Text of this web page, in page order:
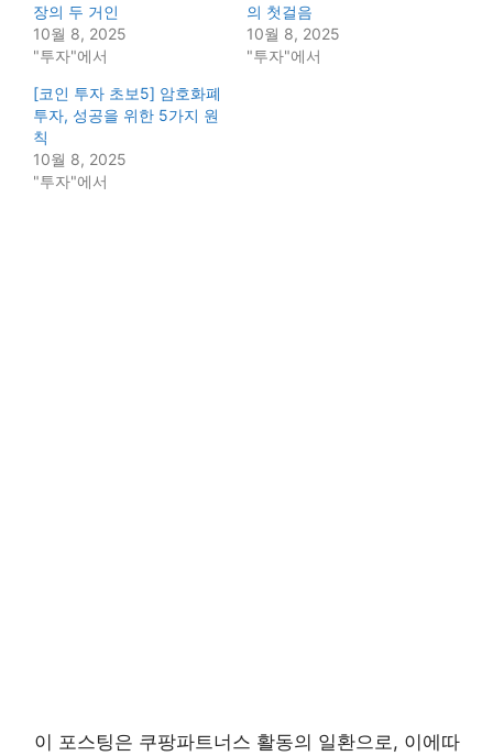
장의 두 거인
10월 8, 2025
"투자"에서
의 첫걸음
10월 8, 2025
"투자"에서
[코인 투자 초보5] 암호화폐
투자, 성공을 위한 5가지 원
칙
10월 8, 2025
"투자"에서
이 포스팅은 쿠팡파트너스 활동의 일환으로, 이에따